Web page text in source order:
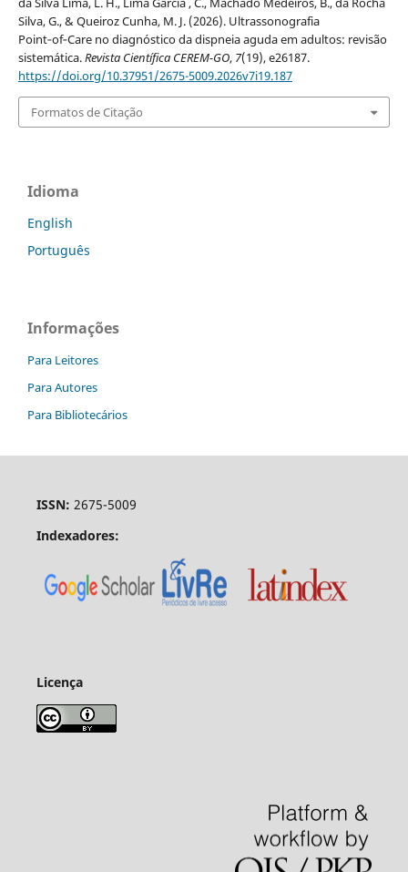
Silva, G., & Queiroz Cunha, M. J. (2026). Ultrassonografia
Point‑of‑Care no diagnóstico da dispneia aguda em adultos: revisão
sistemática.Revista Científica CEREM-GO, 7(19), e26187.
https://doi.org/10.37951/2675-5009.2026v7i19.187
Formatos de Citação
Idioma
English
Português
Informações
Para Leitores
Para Autores
Para Bibliotecários
ISSN: 2675-5009
Indexadores:
Licença